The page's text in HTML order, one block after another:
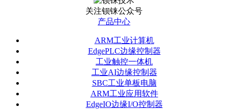
关注钡铼公众号
产品中心
ARM工业计算机
EdgePLC边缘控制器
工业触控一体机
工业AI边缘控制器
SBC工业单板电脑
ARM工业应用软件
EdgeIO边缘I/O控制器